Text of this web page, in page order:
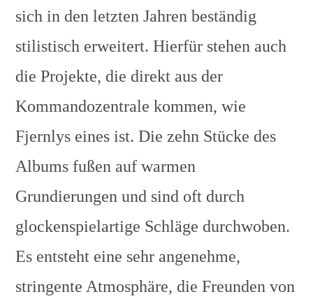
sich in den letzten Jahren beständig
stilistisch erweitert. Hierfür stehen auch
die Projekte, die direkt aus der
Kommandozentrale kommen, wie
Fjernlys eines ist. Die zehn Stücke des
Albums fußen auf warmen
Grundierungen und sind oft durch
glockenspielartige Schläge durchwoben.
Es entsteht eine sehr angenehme,
stringente Atmosphäre, die Freunden von